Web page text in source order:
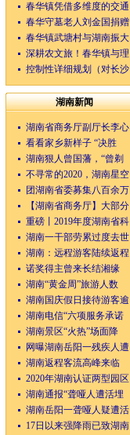
春华镇凭借多维度的交通
春华守墓老人刘金国捐赠
春华镇武塘村与湖南振大
深耕农文旅！春华镇与理
控制性详细规划（对长沙
湖南新闻
湖南省商务厅副厅长李心
看看家乡新样子 “决胜
湖南狠人曾国藩，“曾剃
不寻常的2020，湖南星空
团湖南省委募集八百余万
【湖南省商务厅】大部分
重磅丨2019年度湖南省科
湖南一干部劳累过度去世
湖南：远程游客陆续返程
诺奖得主曾来长结湘缘
湖南“黄金周”旅游人数
湖南国庆假日接待游客逾
湖南电信“六项服务承诺
湖南景区“火热”场面降
网曝湖南岳阳一残疾人遭
湖南返程客流高峰来临
2020年湖南认证两型园区
湖南通报“聋哑人遭活埋
湖南岳阳一聋哑人疑遭活
17日以来强降雨已致湖南